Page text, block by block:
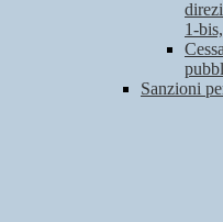
1-
Sanzioni